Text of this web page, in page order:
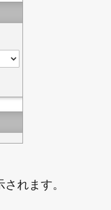
れます。